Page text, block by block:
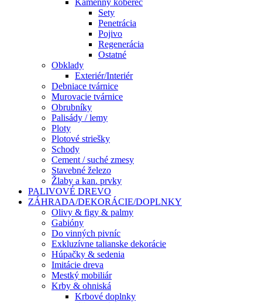
Kamenný koberec
Sety
Penetrácia
Pojivo
Regenerácia
Ostatné
Obklady
Exteriér/Interiér
Debniace tvárnice
Murovacie tvárnice
Obrubníky
Palisády / lemy
Ploty
Plotové striešky
Schody
Cement / suché zmesy
Stavebné železo
Žlaby a kan. prvky
PALIVOVÉ DREVO
ZÁHRADA/DEKORÁCIE/DOPLNKY
Olivy & figy & palmy
Gabióny
Do vinných pivníc
Exkluzívne talianske dekorácie
Húpačky & sedenia
Imitácie dreva
Mestký mobiliár
Krby & ohniská
Krbové doplnky